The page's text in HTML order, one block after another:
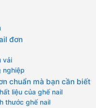
đơn
vải
nghiệp
chuẩn mà bạn cần biết
liệu của ghế nail
thước ghế nail